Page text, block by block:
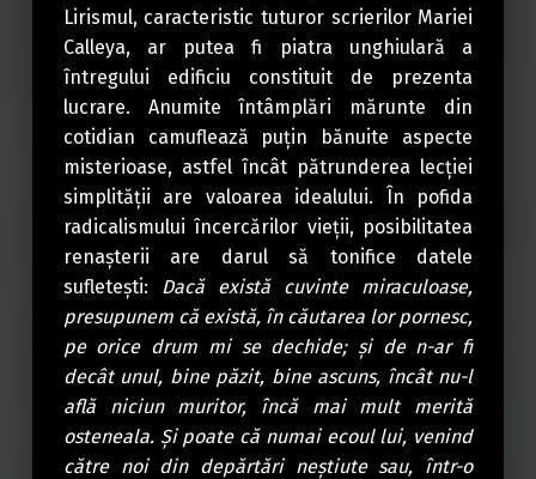
Lirismul, caracteristic tuturor scrierilor Mariei
Calleya, ar putea fi piatra unghiulară a
întregului edificiu constituit de prezenta
lucrare. Anumite întâmplări mărunte din
cotidian camuflează puțin bănuite aspecte
misterioase, astfel încât pătrunderea lecției
simplității are valoarea idealului. În pofida
radicalismului încercărilor vieții, posibilitatea
renașterii are darul să tonifice datele
sufletești: Dacă există cuvinte miraculoase,
presupunem că există, în căutarea lor pornesc,
pe orice drum mi se dechide; și de n-ar fi
decât unul, bine păzit, bine ascuns, încât nu-l
află niciun muritor, încă mai mult merită
osteneala. Și poate că numai ecoul lui, venind
către noi din depărtări neștiute sau, într-o